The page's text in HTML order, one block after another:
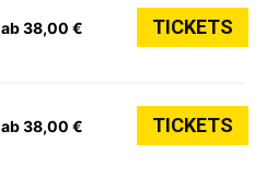
ab 38,00 € TICKETS
ab 38,00 € TICKETS